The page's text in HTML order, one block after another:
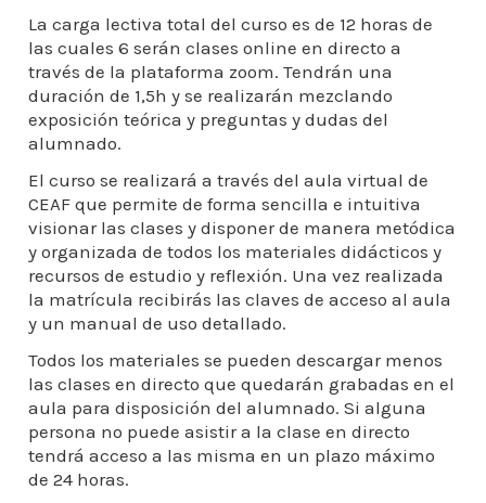
La carga lectiva total del curso es de 12 horas de
las cuales 6 serán clases online en directo a
través de la plataforma zoom. Tendrán una
duración de 1,5h y se realizarán mezclando
exposición teórica y preguntas y dudas del
alumnado.
El curso se realizará a través del aula virtual de
CEAF que permite de forma sencilla e intuitiva
visionar las clases y disponer de manera metódica
y organizada de todos los materiales didácticos y
recursos de estudio y reflexión. Una vez realizada
la matrícula recibirás las claves de acceso al aula
y un manual de uso detallado.
Todos los materiales se pueden descargar menos
las clases en directo que quedarán grabadas en el
aula para disposición del alumnado. Si alguna
persona no puede asistir a la clase en directo
tendrá acceso a las misma en un plazo máximo
de 24 horas.